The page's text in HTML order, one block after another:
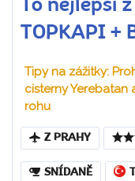
To nejlepší
TOPKAPI +
Tipy na zážitky:
cisterny
rohu
Z PRAHY
SNÍDANĚ